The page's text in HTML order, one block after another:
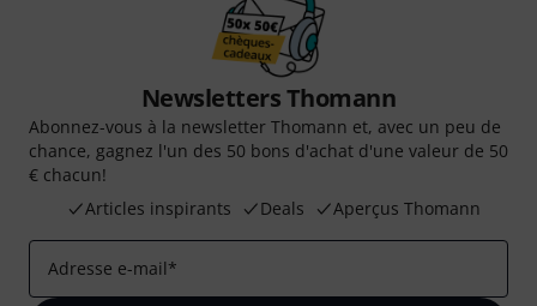
Newsletters Thomann
Abonnez-vous à la newsletter Thomann et, avec un peu de
chance, gagnez l'un des 50 bons d'achat d'une valeur de 50
€ chacun!
Articles inspirants
Deals Aperçus Thomann
Adresse e-mail*